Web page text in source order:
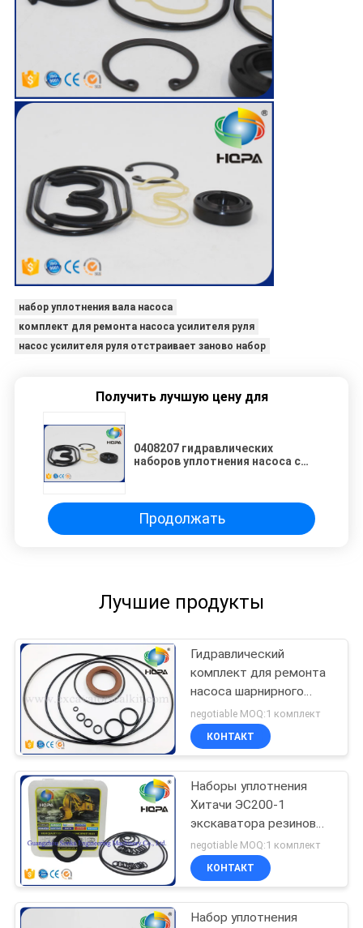
набор уплотнения вала насоса
комплект для ремонта насоса усилителя руля
насос усилителя руля отстраивает заново набор
Получить лучшую цену для
0408207 гидравлических
наборов уплотнения насоса с
Продолжать
Лучшие продукты
Гидравлический
комплект для ремонта
насоса шарнирного
соединения
СКАИ-00553 для
экскаватора Хюндай
negotiable MOQ:1 комплект
КОНТАКТ
Наборы уплотнения
Хитачи ЭС200-1
экскаватора резиновые
на Ассы 9065880
насоса ХПВ116
negotiable MOQ:1 комплект
КОНТАКТ
Набор уплотнения